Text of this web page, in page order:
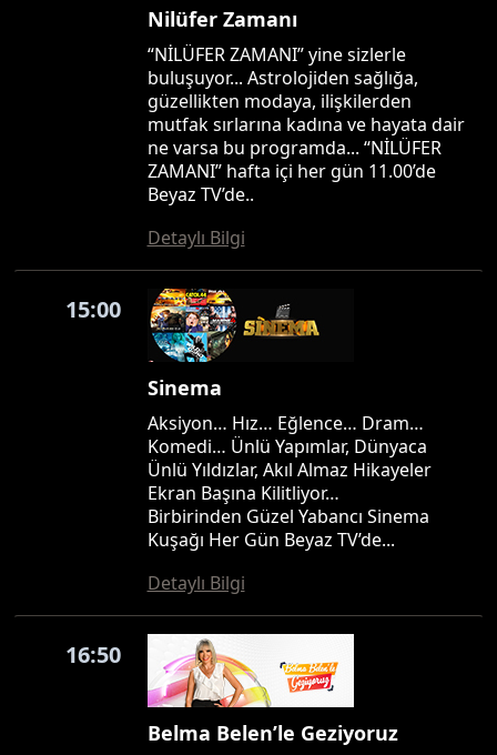
Nilüfer Zamanı
“NİLÜFER ZAMANI” yine sizlerle
buluşuyor... Astrolojiden sağlığa,
güzellikten modaya, ilişkilerden
mutfak sırlarına kadına ve hayata dair
ne varsa bu programda... “NİLÜFER
ZAMANI” hafta içi her gün 11.00’de
Beyaz TV’de..
Detaylı Bilgi
15:00
Sinema
Aksiyon… Hız… Eğlence… Dram…
Komedi… Ünlü Yapımlar, Dünyaca
Ünlü Yıldızlar, Akıl Almaz Hikayeler
Ekran Başına Kilitliyor…
Birbirinden Güzel Yabancı Sinema
Kuşağı Her Gün Beyaz TV’de...
Detaylı Bilgi
16:50
Belma Belen’le Geziyoruz